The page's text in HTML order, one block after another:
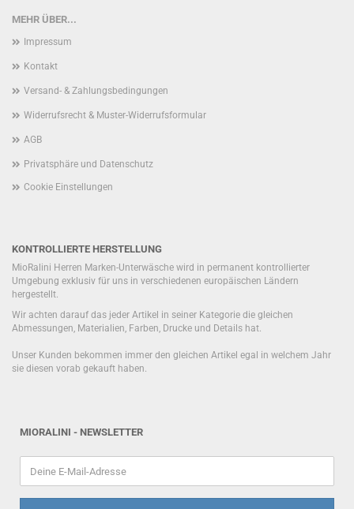
MEHR ÜBER...
Impressum
Kontakt
Versand- & Zahlungsbedingungen
Widerrufsrecht & Muster-Widerrufsformular
AGB
Privatsphäre und Datenschutz
Cookie Einstellungen
KONTROLLIERTE HERSTELLUNG
MioRalini Herren Marken-Unterwäsche wird in permanent kontrollierter
Umgebung exklusiv für uns in verschiedenen europäischen Ländern
hergestellt.
Wir achten darauf das jeder Artikel in seiner Kategorie die gleichen
Abmessungen, Materialien, Farben, Drucke und Details hat.
Unser Kunden bekommen immer den gleichen Artikel egal in welchem Jahr
sie diesen vorab gekauft haben.
MIORALINI - NEWSLETTER